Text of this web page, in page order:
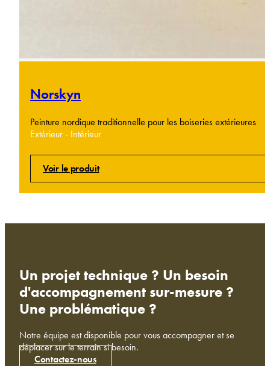
Norskyn
Peinture nordique traditionnelle pour les boiseries extérieures
Extérieur - Intérieur
Voir le produit
Un projet technique ? Un besoin
d'accompagnement sur-mesure ?
Une problématique ?
Notre équipe est disponible pour vous accompagner et se
déplacer sur le terrain si besoin.
Contactez-nous